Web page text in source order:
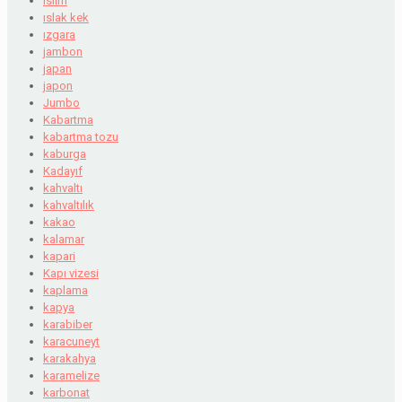
ıslak kek
ızgara
jambon
japan
japon
Jumbo
Kabartma
kabartma tozu
kaburga
Kadayıf
kahvaltı
kahvaltılık
kakao
kalamar
kapari
Kapı vizesi
kaplama
kapya
karabiber
karacuneyt
karakahya
karamelize
karbonat